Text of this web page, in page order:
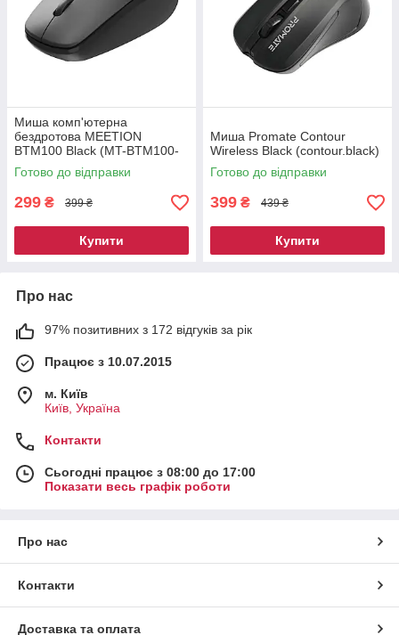
Миша комп'ютерна
бездротова MEETION
BTM100 Black (MT-BTM100-
A)
Готово до відправки
299 ₴ 399 ₴
Купити
Миша Promate Contour
Wireless Black (contour.black)
Готово до відправки
399 ₴ 439 ₴
Купити
Про нас
97% позитивних з 172 відгуків за рік
Працює з 10.07.2015
м. Київ
Київ, Україна
Контакти
Сьогодні працює з 08:00 до 17:00
Показати весь графік роботи
Про нас
Контакти
Доставка та оплата